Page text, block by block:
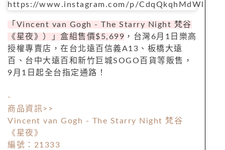
https://www.instagram.com/p/CdqQkqhMdWl
「 Vincent van Gogh - The Starry Night 梵谷
《星夜》）」盒組售價$5, 699 ，台灣 6月 1 日樂高
授權專賣店，在台北遠百信義A13 、板橋大遠
百、台中大遠百和新竹巨城SOGO 百貨等販售，
9 月 1 日起全台指定通路！
-
商品資訊>>
Vincent van Gogh - The Starry Night 梵谷
《星夜》
編號： 21333